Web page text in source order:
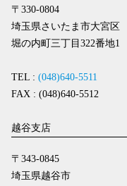
〒330-0804
埼玉県さいたま市大宮区
堀の内町三丁目322番地1
TEL : (048)640-5511
FAX : (048)640-5512
越谷支店
〒343-0845
埼玉県越谷市